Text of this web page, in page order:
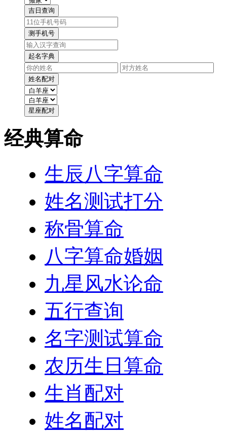
经典算命
生辰八字算命
姓名测试打分
称骨算命
八字算命婚姻
九星风水论命
五行查询
名字测试算命
农历生日算命
生肖配对
姓名配对